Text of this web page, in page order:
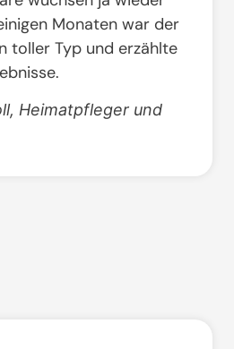
Monaten war der
toller Typ und erzählte
Heimatpfleger und